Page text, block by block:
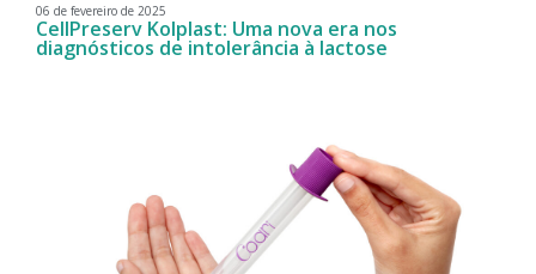
06 de fevereiro de 2025
CellPreserv Kolplast: Uma nova era nos
diagnósticos de intolerância à lactose